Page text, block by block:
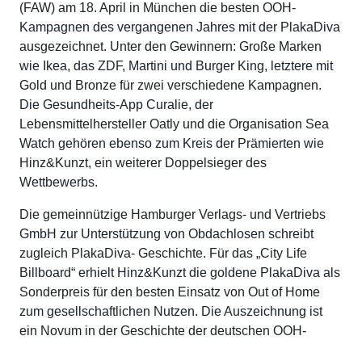
(FAW) am 18. April in München die besten OOH-
Kampagnen des vergangenen Jahres mit der PlakaDiva
ausgezeichnet. Unter den Gewinnern: Große Marken
wie Ikea, das ZDF, Martini und Burger King, letztere mit
Gold und Bronze für zwei verschiedene Kampagnen.
Die Gesundheits-App Curalie, der
Lebensmittelhersteller Oatly und die Organisation Sea
Watch gehören ebenso zum Kreis der Prämierten wie
Hinz&Kunzt, ein weiterer Doppelsieger des
Wettbewerbs.
Die gemeinnützige Hamburger Verlags- und Vertriebs
GmbH zur Unterstützung von Obdachlosen schreibt
zugleich PlakaDiva- Geschichte. Für das „City Life
Billboard“ erhielt Hinz&Kunzt die goldene PlakaDiva als
Sonderpreis für den besten Einsatz von Out of Home
zum gesellschaftlichen Nutzen. Die Auszeichnung ist
ein Novum in der Geschichte der deutschen OOH-